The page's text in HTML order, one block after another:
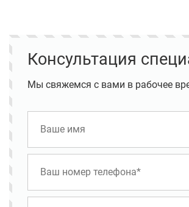
Консультация
Мы свяжемся с вами в рабочее